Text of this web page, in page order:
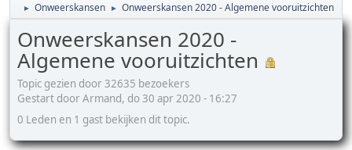
► Onweerskansen ► Onweerskansen 2020 - Algemene vooruitzichten
Onweerskansen 2020 -
Algemene vooruitzichten
Topic gezien door 32635 bezoekers
Gestart door Armand, do 30 apr 2020 - 16:27
0 Leden en 1 gast bekijken dit topic.